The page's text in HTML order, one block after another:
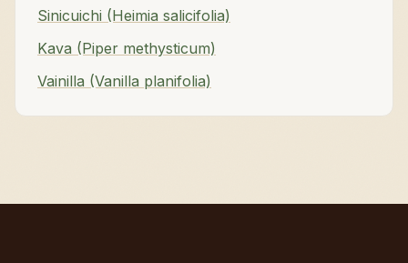
Sinicuichi (Heimia salicifolia)
Kava (Piper methysticum)
Vainilla (Vanilla planifolia)